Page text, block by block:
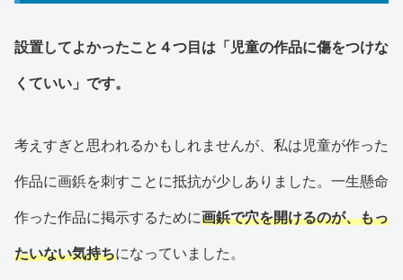
設置してよかったこと４つ目は「児童の作品に傷をつけな
くていい」です。
考えすぎと思われるかもしれませんが、私は児童が作った
作品に画鋲を刺すことに抵抗が少しありました。一生懸命
作った作品に掲示するために画鋲で穴を開けるのが、もっ
たいない気持ちになっていました。